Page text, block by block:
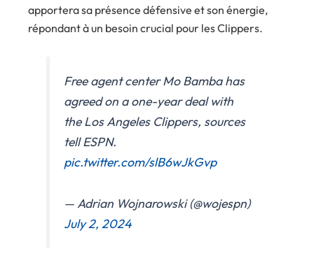
apportera sa présence défensive et son énergie,
répondant à un besoin crucial pour les Clippers.
Free agent center Mo Bamba has
agreed on a one-year deal with
the Los Angeles Clippers, sources
tell ESPN.
pic.twitter.com/slB6wJkGvp
— Adrian Wojnarowski (@wojespn)
July 2, 2024